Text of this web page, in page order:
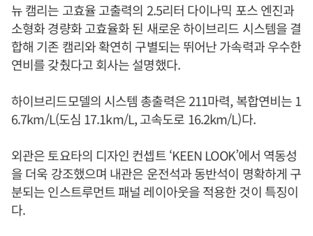
뉴 캠리는 고효율 고출력의 2.5리터 다이나믹 포스 엔진과
소형화 경량화 고효율화 된 새로운 하이브리드 시스템을 결
합해 기존 캠리와 확연히 구별되는 뛰어난 가속력과 우수한
연비를 갖췄다고 회사는 설명했다.
하이브리드모델의 시스템 총출력은 211마력, 복합연비는 1
6.7km/L(도심 17.1km/L, 고속도로 16.2km/L)다.
외관은 토요타의 디자인 컨셉트 ‘KEEN LOOK’에서 역동성
을 더욱 강조했으며 내관은 운전석과 동반석이 명확하게 구
분되는 인스트루먼트 패널 레이아웃을 적용한 것이 특징이
다.